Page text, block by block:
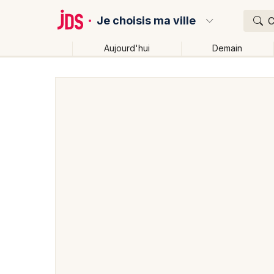
Je choisis ma ville
Aujourd'hui Demain